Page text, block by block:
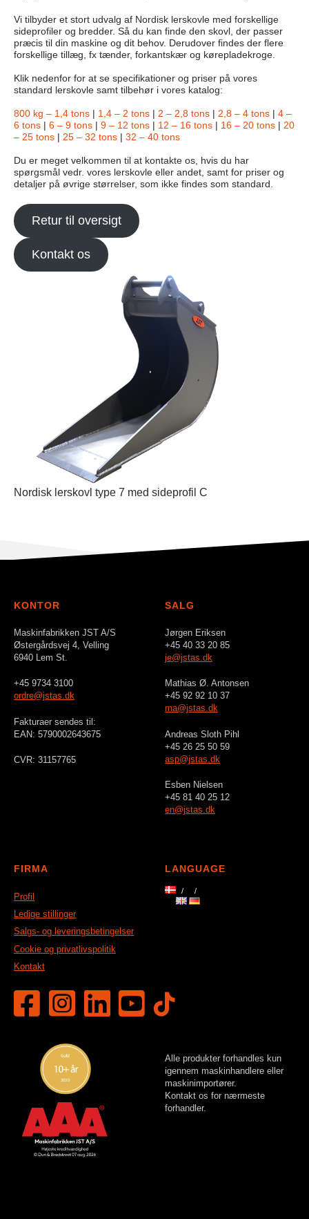
Vi tilbyder et stort udvalg af Nordisk lerskovle med forskellige
sideprofiler og bredder. Så du kan finde den skovl, der passer
præcis til din maskine og dit behov. Derudover findes der flere
forskellige tillæg, fx tænder, forkantskær og kørepladekroge.
Klik nedenfor for at se specifikationer og priser på vores
standard lerskovle samt tilbehør i vores katalog:
800 kg – 1,4 tons | 1,4 – 2 tons | 2 – 2,8 tons | 2,8 – 4 tons | 4 –
6 tons | 6 – 9 tons | 9 – 12 tons | 12 – 16 tons | 16 – 20 tons | 20
– 25 tons | 25 – 32 tons | 32 – 40 tons
Du er meget velkommen til at kontakte os, hvis du har
spørgsmål vedr. vores lerskovle eller andet, samt for priser og
detaljer på øvrige størrelser, som ikke findes som standard.
Retur til oversigt
Kontakt os
Nordisk lerskovl type 7 med sideprofil C
KONTOR
Maskinfabrikken JST A/S
Østergårdsvej 4, Velling
6940 Lem St.
+45 9734 3100
ordre@jstas.dk
Fakturaer sendes til:
EAN: 5790002643675
CVR: 31157765
SALG
Jørgen Eriksen
+45 40 33 20 85
je@jstas.dk
Mathias Ø. Antonsen
+45 92 92 10 37
ma@jstas.dk
Andreas Sloth Pihl
+45 26 25 50 59
asp@jstas.dk
Esben Nielsen
+45 81 40 25 12
en@jstas.dk
FIRMA
Profil
Ledige stillinger
Salgs- og leveringsbetingelser
Cookie og privatlivspolitik
Kontakt
LANGUAGE
Alle produkter forhandles kun
igennem maskinhandlere eller
maskinimportører.
Kontakt os for nærmeste
forhandler.